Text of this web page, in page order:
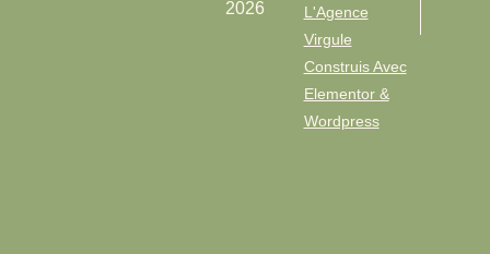
2026
L'Agence
Virgule
Construis Avec
Elementor &
Wordpress